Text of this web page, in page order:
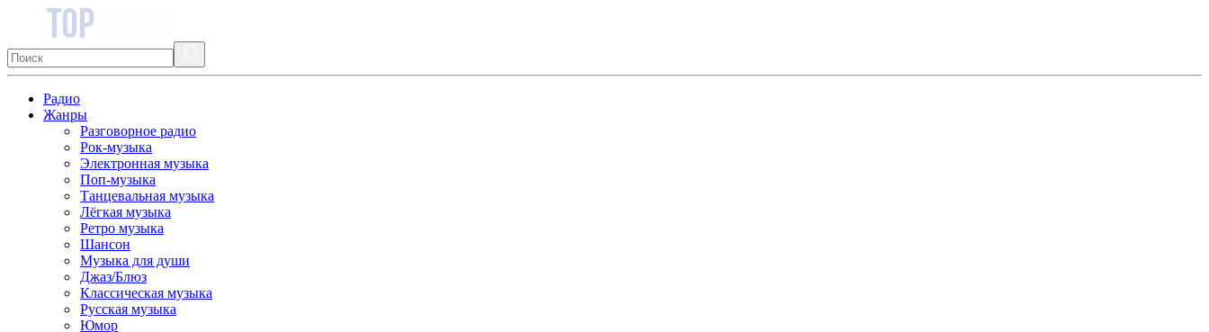
Радио
Жанры
Разговорное радио
Рок-музыка
Электронная музыка
Поп-музыка
Танцевальная музыка
Лёгкая музыка
Ретро музыка
Шансон
Музыка для души
Джаз/Блюз
Классическая музыка
Русская музыка
Юмор